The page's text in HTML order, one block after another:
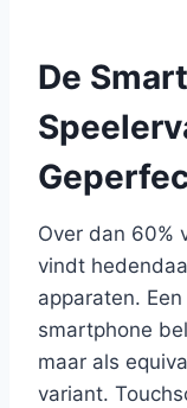
De
Over dan 60%
vindt
apparaten.
smartphone
maar als
variant.